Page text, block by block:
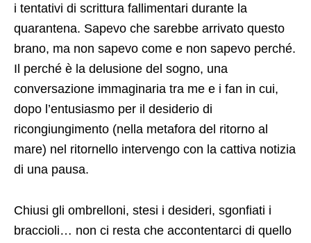
i tentativi di scrittura fallimentari durante la
quarantena. Sapevo che sarebbe arrivato questo
brano, ma non sapevo come e non sapevo perché.
Il perché è la delusione del sogno, una
conversazione immaginaria tra me e i fan in cui,
dopo l’entusiasmo per il desiderio di
ricongiungimento (nella metafora del ritorno al
mare) nel ritornello intervengo con la cattiva notizia
di una pausa.
Chiusi gli ombrelloni, stesi i desideri, sgonfiati i
braccioli… non ci resta che accontentarci di quello